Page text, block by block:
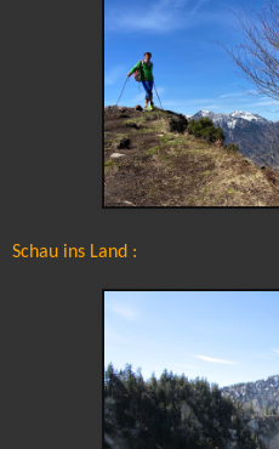
Schau ins Land :